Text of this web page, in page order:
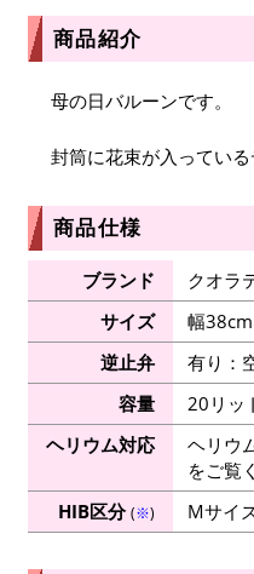
商品紹介
母の日バルーンです。
封筒に花束が入っている
商品仕様
ブランド
クオラ
サイズ
幅
逆止弁
有り：
容量
20リッ
ヘリウム対応
ヘリウ
をご覧
HIB区分(※) Mサイ